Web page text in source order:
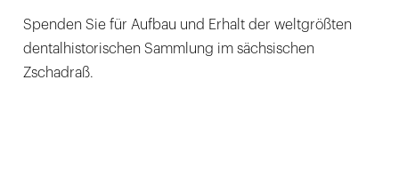
Spenden Sie für Aufbau und Erhalt der weltgrößten
dentalhistorischen Sammlung im sächsischen
Zschadraß.